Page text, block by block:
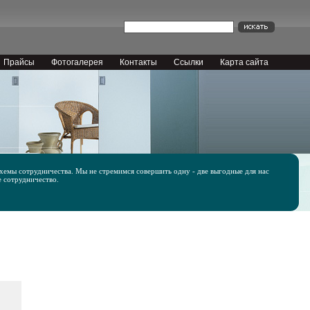
Прайсы Фотогалерея Контакты Ссылки Карта сайта
сотрудничества. Мы не стремимся совершить одну - две выгодные для нас